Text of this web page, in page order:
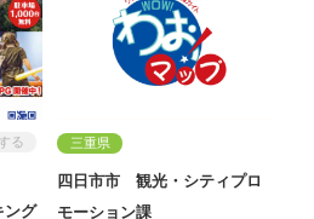
る
ング
三重県
四日市市 観光・シティプロ
モーション課